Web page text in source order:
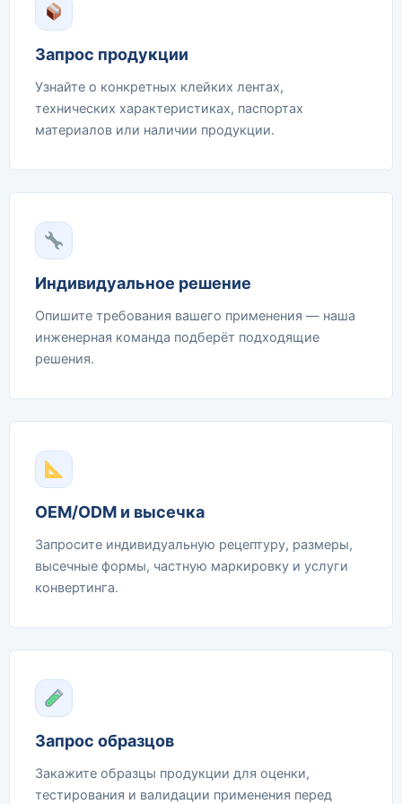
Запрос продукции
Узнайте о конкретных клейких лентах,
технических характеристиках, паспортах
материалов или наличии продукции.
Индивидуальное решение
Опишите требования вашего применения — наша
инженерная команда подберёт подходящие
решения.
OEM/ODM и высечка
Запросите индивидуальную рецептуру, размеры,
высечные формы, частную маркировку и услуги
конвертинга.
Запрос образцов
Закажите образцы продукции для оценки,
тестирования и валидации применения перед